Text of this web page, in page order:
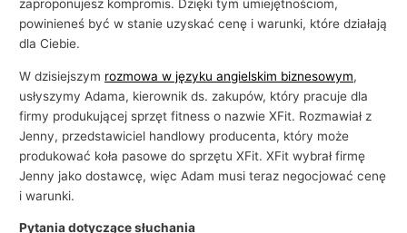
zaproponujesz kompromis. Dzięki tym umiejętnościom,
powinieneś być w stanie uzyskać cenę i warunki, które działają
dla Ciebie.
W dzisiejszym rozmowa w języku angielskim biznesowym,
usłyszymy Adama, kierownik ds. zakupów, który pracuje dla
firmy produkującej sprzęt fitness o nazwie XFit. Rozmawiał z
Jenny, przedstawiciel handlowy producenta, który może
produkować koła pasowe do sprzętu XFit. XFit wybrał firmę
Jenny jako dostawcę, więc Adam musi teraz negocjować cenę
i warunki.
Pytania dotyczące słuchania